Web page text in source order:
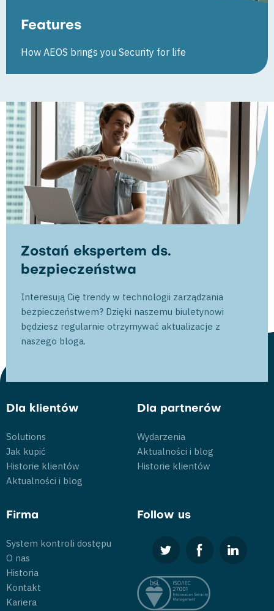
Features
How AEOS brings you Security for life
Zostań ekspertem ds.
bezpieczeństwa
Interesują Cię trendy w technologii zarządzania
bezpieczeństwem? Dzięki naszemu biuletynowi
będziesz regularnie otrzymywać aktualizacje z
naszego bloga.
Dla klientów
Solutions
Jak kupić
Historie klientów
Aktualności i blog
Dla partnerów
Wydarzenia
Aktualności i blog
Historie klientów
Firma
System kontroli dostępu
O nas
Historia
Kontakt
Kariera
Follow us